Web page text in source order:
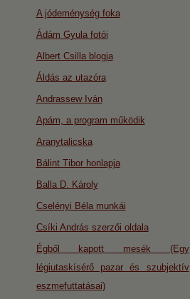
A jódeménység foka
Ádám Gyula fotói
Albert Csilla blogja
Áldás az utazóra
Andrassew Iván
Apám, a program működik
Aranytalicska
Bálint Tibor honlapja
Balla D. Károly
Cselényi Béla munkái
Csíki András szerzői oldala
Égből kapott mesék (Egy
légiutaskísérő pazar és szubjektív
eszmefuttatásai)